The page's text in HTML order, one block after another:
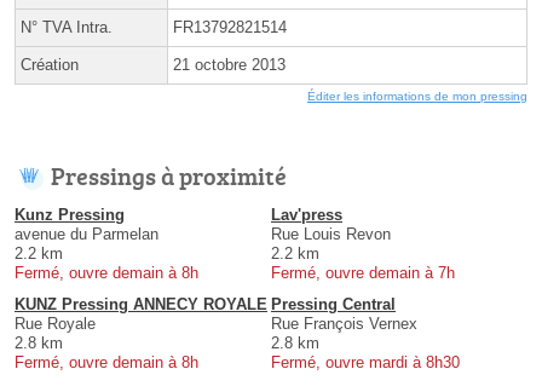
N° TVA Intra. FR13792821514
Création 21 octobre 2013
Éditer les informations de mon pressing
Pressings à proximité
Kunz Pressing
avenue du Parmelan
2.2 km
Fermé, ouvre demain à 8h
Lav'press
Rue Louis Revon
2.2 km
Fermé, ouvre demain à 7h
KUNZ Pressing ANNECY ROYALE
Rue Royale
2.8 km
Fermé, ouvre demain à 8h
Pressing Central
Rue François Vernex
2.8 km
Fermé, ouvre mardi à 8h30